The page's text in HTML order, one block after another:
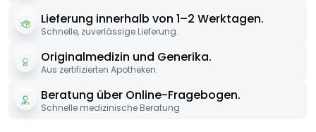
Lieferung innerhalb von 1–2 Werktagen.
Schnelle, zuverlässige Lieferung.
Originalmedizin und Generika.
Aus zertifizierten Apotheken.
Beratung über Online-Fragebogen.
Schnelle medizinische Beratung